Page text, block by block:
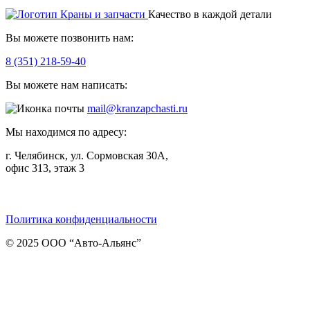
Качество в каждой детали
Вы можете позвонить нам:
8 (351) 218-59-40
Вы можете нам написать:
mail@kranzapchasti.ru
Мы находимся по адресу:
г. Челябинск, ул. Сормовская 30А,
офис 313, этаж 3
Политика конфиденциальности
© 2025 ООО “Авто-Альянс”